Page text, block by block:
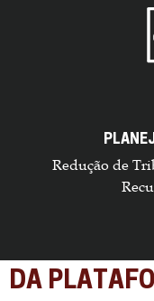
Redução de
DA